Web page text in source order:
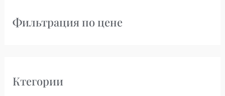
Фильтрация по цене
Ктегории